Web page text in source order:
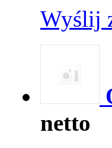
Wyślij
netto